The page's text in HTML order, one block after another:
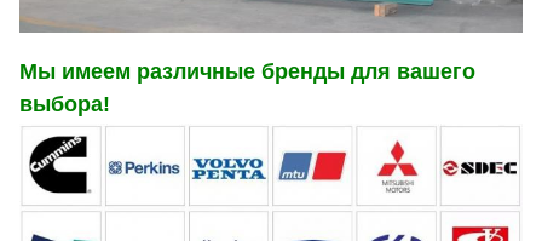
Мы имеем различные бренды для вашего
выбора!